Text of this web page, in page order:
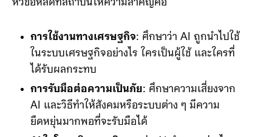
Anthropic ต่อทิศทางที่วงการ AI อาจกำลังมุ่งหน้าไป โดย
การใช้งานทางเศรษฐกิจ: ศึกษาว่า AI ถูกนำไปใช้
ในระบบเศรษฐกิจอย่างไร ใครเป็นผู้ใช้ และใครที่
ได้รับผลกระทบ
การรับมือต่อความเป็นภัย: ศึกษาความเสี่ยงจาก
AI และวิธีทำให้สังคมหรือระบบต่าง ๆ มีความ